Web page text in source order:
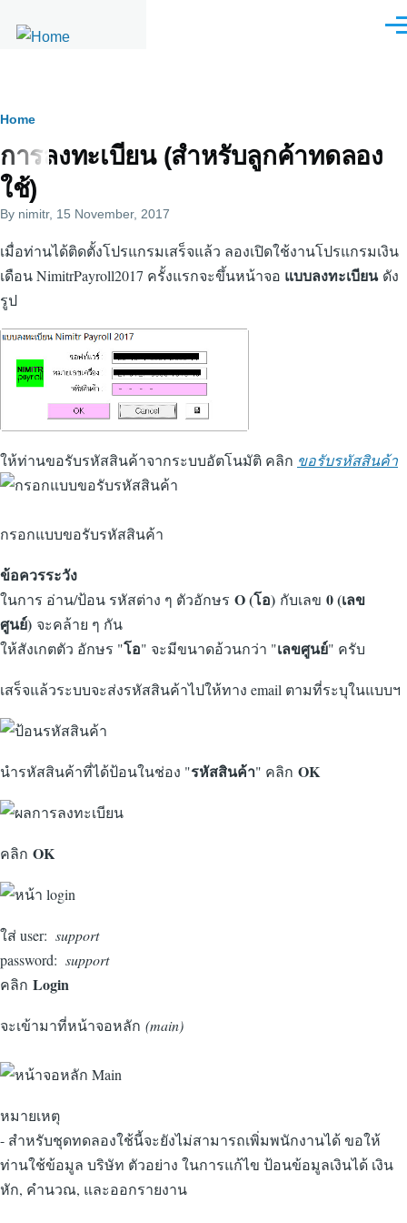
Breadcrumb
Home
การลงทะเบียน (สำหรับลูกค้าทดลอง
ใช้)
By nimitr, 15 November, 2017
เมื่อท่านได้ติดตั้งโปรแกรมเสร็จแล้ว ลองเปิดใช้งานโปรแกรมเงิน
เดือน NimitrPayroll2017 ครั้งแรกจะขึ้นหน้าจอ แบบลงทะเบียนดัง
รูป
ให้ท่านขอรับรหัสสินค้าจากระบบอัตโนมัติ คลิก ขอรับรหัสสินค้า
กรอกแบบขอรับรหัสสินค้า
ข้อควรระวัง
ในการ อ่าน/ป้อน รหัสต่าง ๆ ตัวอักษร O (โอ) กับเลข 0 (เลข
ศูนย์) จะคล้าย ๆ กัน
ให้สังเกตตัว อักษร "โอ" จะมีขนาดอ้วนกว่า "เลขศูนย์" ครับ
เสร็จแล้วระบบจะส่งรหัสสินค้าไปให้ทาง email ตามที่ระบุในแบบฯ
นำรหัสสินค้าที่ได้ป้อนในช่อง "รหัสสินค้า" คลิก OK
คลิก OK
ใส่ user: support
password: support
คลิก Login
จะเข้ามาที่หน้าจอหลัก (main)
หมายเหตุ
- สำหรับชุดทดลองใช้นี้จะยังไม่สามารถเพิ่มพนักงานได้ ขอให้
ท่านใช้ข้อมูล บริษัท ตัวอย่าง ในการแก้ไข ป้อนข้อมูลเงินได้ เงิน
หัก, คำนวณ, และออกรายงาน